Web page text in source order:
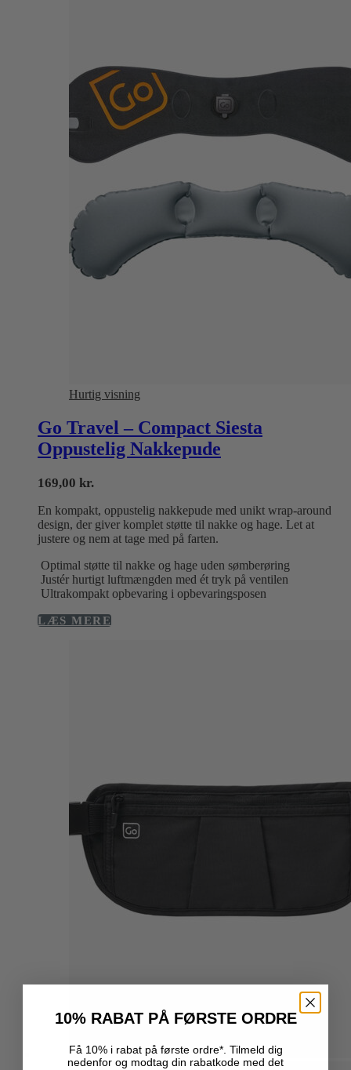
Hurtig visning
Go Travel – Compact Siesta
Oppustelig Nakkepude
169,00 kr.
En kompakt, oppustelig nakkepude med unikt wrap-around
design, der giver komplet støtte til nakke og hage. Let at
justere og nem at tage med på farten.
Optimal støtte til nakke og hage uden sømberøring
Justér hurtigt luftmængden med ét tryk på ventilen
Ultrakompakt opbevaring i opbevaringsposen
LÆS MERE
10% RABAT PÅ FØRSTE ORDRE
Få 10% i rabat på første ordre*. Tilmeld dig
nedenfor og modtag din rabatkode med det